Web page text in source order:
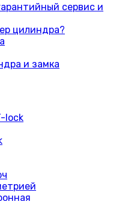
сервис и
цилиндра?
и замка
lock